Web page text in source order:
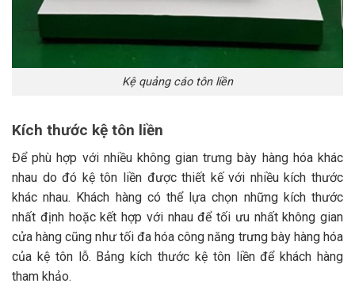
Kệ quảng cáo tôn liền
Kích thước kệ tôn liền
Để phù hợp với nhiều không gian trưng bày hàng hóa khác
nhau do đó kệ tôn liền được thiết kế với nhiều kích thước
khác nhau. Khách hàng có thể lựa chọn những kích thước
nhất định hoặc kết hợp với nhau để tối ưu nhất không gian
cửa hàng cũng như tối đa hóa công năng trưng bày hàng hóa
của kệ tôn lỗ. Bảng kích thước kệ tôn liền để khách hàng
tham khảo.